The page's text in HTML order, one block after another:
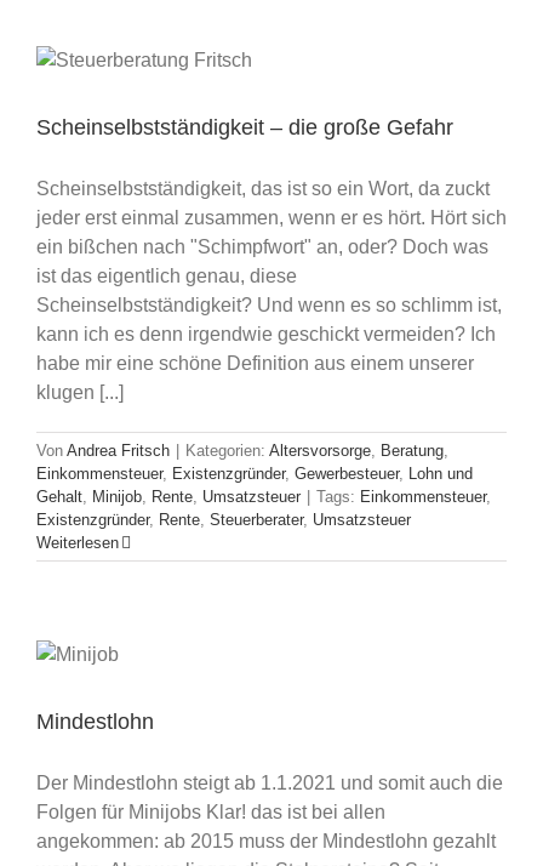
Scheinselbstständigkeit – die große Gefahr
Scheinselbstständigkeit, das ist so ein Wort, da zuckt
jeder erst einmal zusammen, wenn er es hört. Hört sich
ein bißchen nach "Schimpfwort" an, oder? Doch was
ist das eigentlich genau, diese
Scheinselbstständigkeit? Und wenn es so schlimm ist,
kann ich es denn irgendwie geschickt vermeiden? Ich
habe mir eine schöne Definition aus einem unserer
klugen [...]
Von Andrea Fritsch Kategorien: Altersvorsorge Beratung
Einkommensteuer, Existenzgründer, Gewerbesteuer,
Lohn und
Gehalt
Minijob Rente Umsatzsteuer Tags: Einkommensteuer,
Existenzgründer, Rente Steuerberater, Umsatzsteuer
Weiterlesen
Mindestlohn
Der Mindestlohn steigt ab 1.1.2021 und somit auch die
Folgen für Minijobs Klar! das ist bei allen
angekommen: ab 2015 muss der Mindestlohn gezahlt